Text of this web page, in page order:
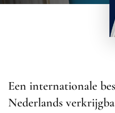
Een internationale
Nederlands